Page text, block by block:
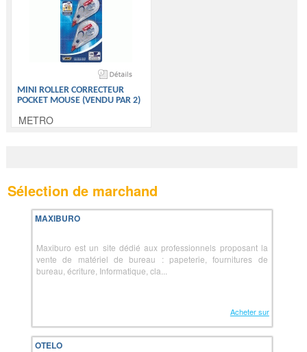
MINI ROLLER CORRECTEUR
POCKET MOUSE (VENDU PAR 2)
METRO
Sélection de marchand
MAXIBURO
Maxiburo est un site dédié aux professionnels proposant la
vente de matériel de bureau : papeterie, fournitures de
bureau, écriture, Informatique, cla...
Acheter sur
OTELO